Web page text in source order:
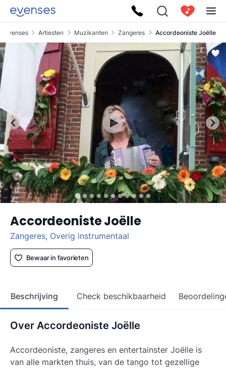
Evenses Artiesten Muzikanten Zangeres Accordeoniste Joëlle
Accordeoniste Joëlle
Zangeres, Overig instrumentaal
Bewaar in favorieten
Beschrijving Check beschikbaarheid
Over Accordeoniste Joëlle
Accordeoniste, zangeres en entertainster Joëlle is
van alle markten thuis, van de tango tot gezellige